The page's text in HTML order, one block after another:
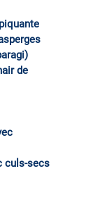
de
culs-secs